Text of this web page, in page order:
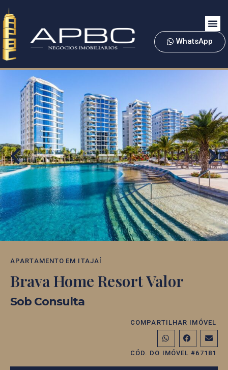
WhatsApp
APARTAMENTO EM ITAJAÍ
Brava Home Resort Valor
Sob Consulta
COMPARTILHAR IMÓVEL
CÓD. DO IMÓVEL #67181